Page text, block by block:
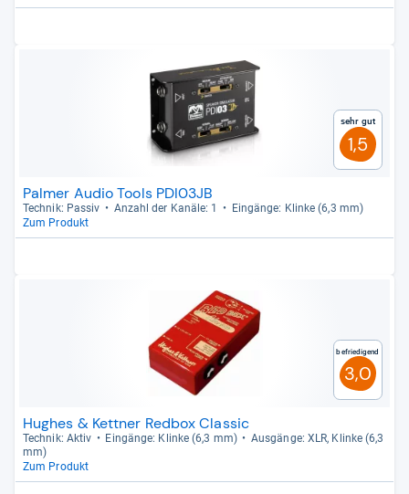
Sehr gut
1,5
Palmer Audio Tools PDI03JB
Tech­nik: Pas­siv Anzahl der Kanäle: 1
Ein­gänge: Klinke (6,3 mm)
Zum Produkt
Befriedigend
3,0
Hughes & Kettner Redbox Classic
Tech­nik: Aktiv Ein­gänge: Klinke (6,3 mm)
Aus­gänge: XLR, Klinke (6,3
mm)
Zum Produkt